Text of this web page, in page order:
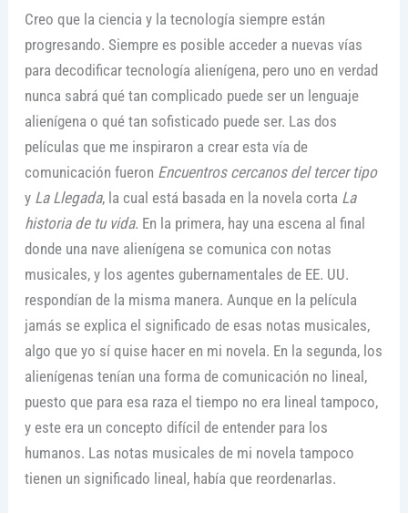
Creo que la ciencia y la tecnología siempre están
progresando. Siempre es posible acceder a nuevas vías
para decodificar tecnología alienígena, pero uno en verdad
nunca sabrá qué tan complicado puede ser un lenguaje
alienígena o qué tan sofisticado puede ser. Las dos
películas que me inspiraron a crear esta vía de
comunicación fueron Encuentros cercanos del tercer tipo
y La Llegada, la cual está basada en la novela corta La
historia de tu vida. En la primera, hay una escena al final
donde una nave alienígena se comunica con notas
musicales, y los agentes gubernamentales de EE. UU.
respondían de la misma manera. Aunque en la película
jamás se explica el significado de esas notas musicales,
algo que yo sí quise hacer en mi novela. En la segunda, los
alienígenas tenían una forma de comunicación no lineal,
puesto que para esa raza el tiempo no era lineal tampoco,
y este era un concepto difícil de entender para los
humanos. Las notas musicales de mi novela tampoco
tienen un significado lineal, había que reordenarlas.